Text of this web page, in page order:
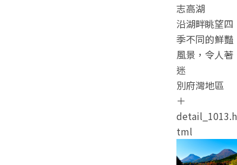
志高湖
沿湖畔眺望四
季不同的鮮豔
風景，令人著
迷
別府灣地區
＋
detail_1013.h
tml